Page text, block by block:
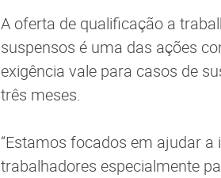
A oferta de qualificação a
suspensos é uma das ações
exigência vale para casos de
três meses.
“Estamos focados em ajudar
trabalhadores especialmente